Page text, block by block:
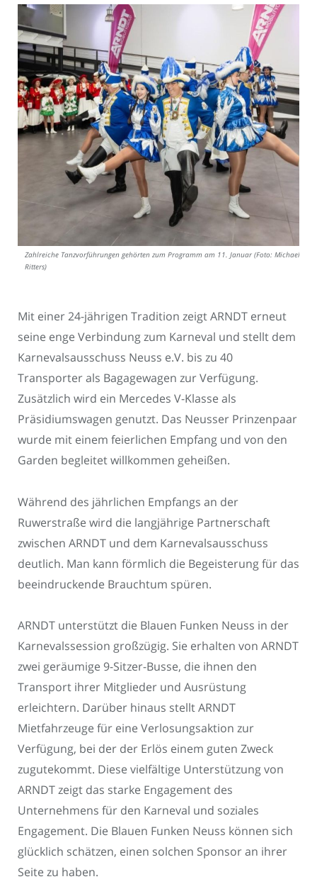
Zahlreiche Tanzvorführungen gehörten zum Programm am 11. Januar (Foto: Michael
Ritters)
Mit einer 24-jährigen Tradition zeigt ARNDT erneut
seine enge Verbindung zum Karneval und stellt dem
Karnevalsausschuss Neuss e.V. bis zu 40
Transporter als Bagagewagen zur Verfügung.
Zusätzlich wird ein Mercedes V-Klasse als
Präsidiumswagen genutzt. Das Neusser Prinzenpaar
wurde mit einem feierlichen Empfang und von den
Garden begleitet willkommen geheißen.
Während des jährlichen Empfangs an der
Ruwerstraße wird die langjährige Partnerschaft
zwischen ARNDT und dem Karnevalsausschuss
deutlich. Man kann förmlich die Begeisterung für das
beeindruckende Brauchtum spüren.
ARNDT unterstützt die Blauen Funken Neuss in der
Karnevalssession großzügig. Sie erhalten von ARNDT
zwei geräumige 9-Sitzer-Busse, die ihnen den
Transport ihrer Mitglieder und Ausrüstung
erleichtern. Darüber hinaus stellt ARNDT
Mietfahrzeuge für eine Verlosungsaktion zur
Verfügung, bei der der Erlös einem guten Zweck
zugutekommt. Diese vielfältige Unterstützung von
ARNDT zeigt das starke Engagement des
Unternehmens für den Karneval und soziales
Engagement. Die Blauen Funken Neuss können sich
glücklich schätzen, einen solchen Sponsor an ihrer
Seite zu haben.